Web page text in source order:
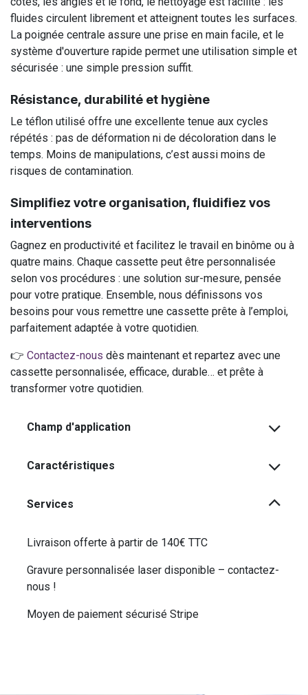
fluides circulent librement et atteignent toutes les surfaces.
La poignée centrale assure une prise en main facile, et le
système d'ouverture rapide permet une utilisation simple et
sécurisée : une simple pression suffit.
Résistance, durabilité et hygiène
Le téflon utilisé offre une excellente tenue aux cycles
répétés : pas de déformation ni de décoloration dans le
temps. Moins de manipulations, c’est aussi moins de
risques de contamination.
Simplifiez votre organisation, fluidifiez vos
interventions
Gagnez en productivité et facilitez le travail en binôme ou à
quatre mains. Chaque cassette peut être personnalisée
selon vos procédures : une solution sur-mesure, pensée
pour votre pratique. Ensemble, nous définissons vos
besoins pour vous remettre une cassette prête à l’emploi,
parfaitement adaptée à votre quotidien.
👉 Contactez-nous dès maintenant et repartez avec une
cassette personnalisée, efficace, durable… et prête à
transformer votre quotidien.
Champ d'application
Caractéristiques
Services
Livraison offerte à partir de 140€ TTC
Gravure personnalisée laser disponible – contactez-
nous !
Moyen de paiement sécurisé Stripe